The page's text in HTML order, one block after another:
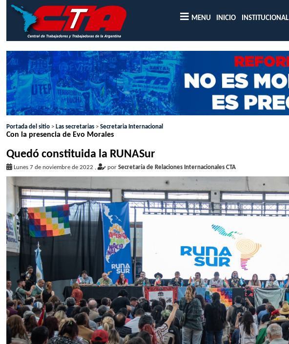
MENU INICIO INSTITUCIONAL
Portada del sitio > Las secretarias >Secretaria Internacional
Con la presencia de Evo Morales
Quedó constituida la RUNASur
Lunes 7 de noviembre de 2022 , porSecretaría de Relaciones Internacionales CTA